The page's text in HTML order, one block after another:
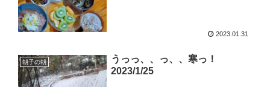
2023.01.31
朝子の朝
うっっ、、っ、、寒っ！
2023/1/25